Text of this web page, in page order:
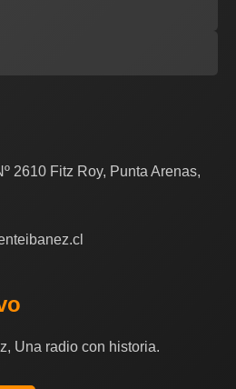
2610 Fitz Roy, Punta Arenas,
Una radio con historia.